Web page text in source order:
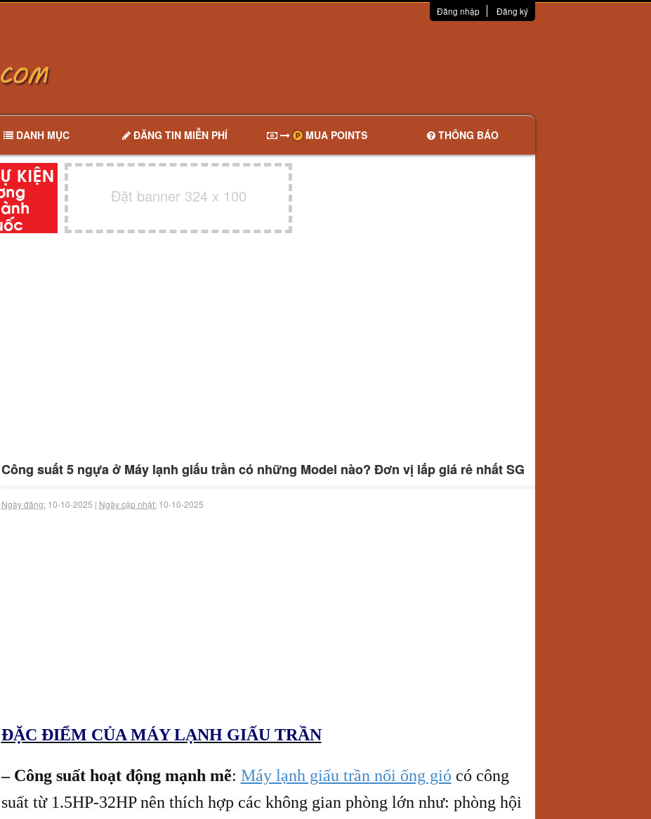
Đăng nhập Đăng ký
DANH MỤC ĐĂNG TIN MIỄN PHÍ MUA POINTS THÔNG BÁO
Đặt banner 324 x 100
Công suất 5 ngựa ở Máy lạnh giấu trần có những Model nào? Đơn vị lắp giá rẻ nhất SG
Ngày đăng:10-10-2025 | Ngày cập nhật:10-10-2025
ĐẶC ĐIỂM CỦA MÁY LẠNH GIẤU TRẦN
– Công suất hoạt động mạnh mẽ: Máy lạnh giấu trần nối ống gió có công
suất từ 1.5HP-32HP nên thích hợp các không gian phòng lớn như: phòng hội